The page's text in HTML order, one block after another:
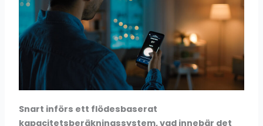
Snart införs ett flödesbaserat
kapacitetsberäkningssystem, vad innebär det